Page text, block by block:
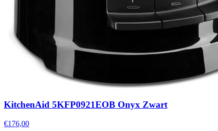
KitchenAid 5KFP0921EOB Onyx Zwart
€176,00